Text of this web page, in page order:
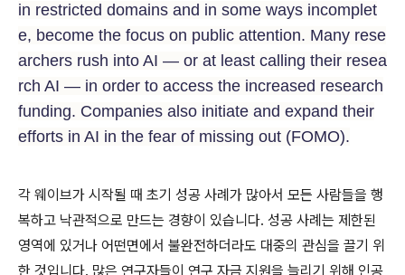
in restricted domains and in some ways incomplet
e, become the focus on public attention. Many rese
archers rush into AI — or at least calling their resea
rch AI — in order to access the increased research
funding. Companies also initiate and expand their
efforts in AI in the fear of missing out (FOMO).
각 웨이브가 시작될 때 초기 성공 사례가 많아서 모든 사람들을 행
복하고 낙관적으로 만드는 경향이 있습니다. 성공 사례는 제한된
영역에 있거나 어떤면에서 불완전하더라도 대중의 관심을 끌기 위
한 것입니다. 많은 연구자들이 연구 자금 지원을 늘리기 위해 인공